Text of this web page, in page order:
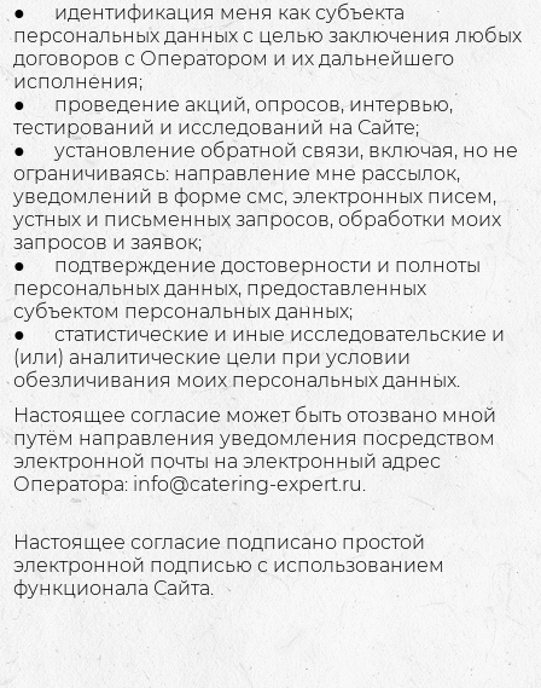
● идентификация меня как субъекта
персональных данных с целью заключения любых
договоров с Оператором и их дальнейшего
исполнения;
● проведение акций, опросов, интервью,
тестирований и исследований на Сайте;
● установление обратной связи, включая, но не
ограничиваясь: направление мне рассылок,
уведомлений в форме смс, электронных писем,
устных и письменных запросов, обработки моих
запросов и заявок;
● подтверждение достоверности и полноты
персональных данных, предоставленных
субъектом персональных данных;
● статистические и иные исследовательские и
(или) аналитические цели при условии
обезличивания моих персональных данных.
Настоящее согласие может быть отозвано мной
путём направления уведомления посредством
электронной почты на электронный адрес
Оператора: info@catering-expert.ru.
Настоящее согласие подписано простой
электронной подписью с использованием
функционала Сайта.